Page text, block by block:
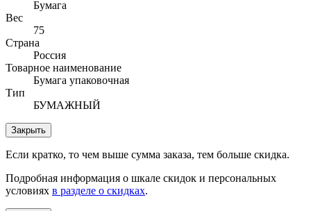
Бумага
Вес
75
Страна
Россия
Товарное наименование
Бумага упаковочная
Тип
БУМАЖНЫЙ
Закрыть
Если кратко, то чем выше сумма заказа, тем больше скидка.
Подробная информация о шкале скидок и персональных
условиях в разделе о скидках.